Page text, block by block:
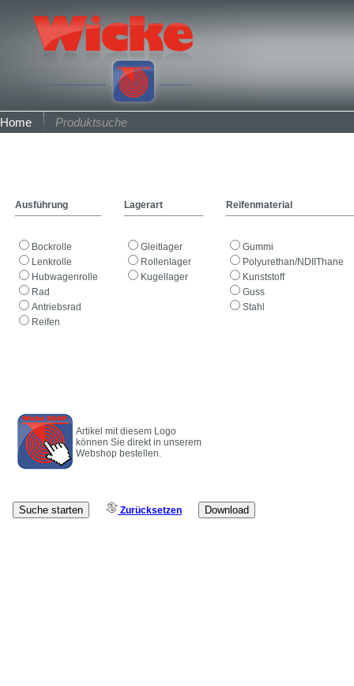
Home Produktsuche
Ausführung Lagerart Reifenmaterial
Bockrolle
Lenkrolle
Hubwagenrolle
Rad
Antriebsrad
Reifen
Gleitlager
Rollenlager
Kugellager
Gummi
Polyurethan/NDIIThane
Kunststoff
Guss
Stahl
Artikel mit diesem Logo
können Sie direkt in unserem
Webshop bestellen.
Zurücksetzen